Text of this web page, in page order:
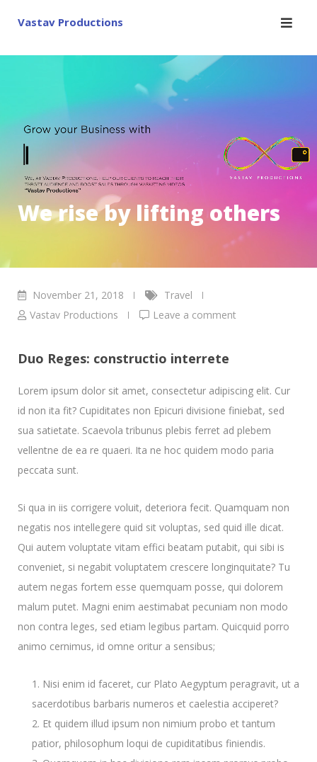
Vastav Productions
We rise by lifting others
November 21, 2018
Travel
Vastav Productions
Leave a comment
Duo Reges: constructio interrete
Lorem ipsum dolor sit amet, consectetur adipiscing elit. Cur
id non ita fit? Cupiditates non Epicuri divisione finiebat, sed
sua satietate. Scaevola tribunus plebis ferret ad plebem
vellentne de ea re quaeri. Ita ne hoc quidem modo paria
peccata sunt.
Si qua in iis corrigere voluit, deteriora fecit. Quamquam non
negatis nos intellegere quid sit voluptas, sed quid ille dicat.
Qui autem voluptate vitam effici beatam putabit, qui sibi is
conveniet, si negabit voluptatem crescere longinquitate? Tu
autem negas fortem esse quemquam posse, qui dolorem
malum putet. Magni enim aestimabat pecuniam non modo
non contra leges, sed etiam legibus partam. Quicquid porro
animo cernimus, id omne oritur a sensibus;
Nisi enim id faceret, cur Plato Aegyptum peragravit, ut a
sacerdotibus barbaris numeros et caelestia acciperet?
Et quidem illud ipsum non nimium probo et tantum
patior, philosophum loqui de cupiditatibus finiendis.